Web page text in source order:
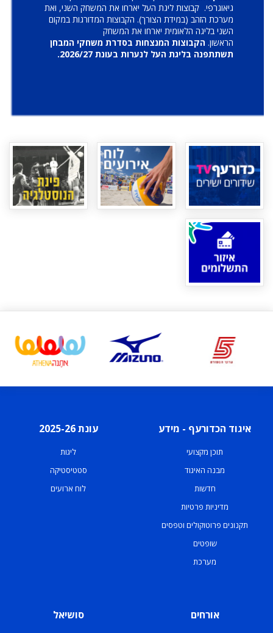
גיאוגרפי. קבוצות ליגת העל יארחו את המשחק השני, ואת
מערכת הזהב (במידת הצורך). הקבוצות המדורגות במקום
השני בליגה הלאומית יארחו את המשחק
הראשון. הקבוצות המנצחות בסדרת משחקי המבחן
תשתתפנה בליגת העל לנערות בעונת 2026/27.
איגוד הכדורעף - מידע
תוכן מקצועי
מבנה האיגוד
חדשות
מדיניות פרטיות
תקנונים פרוטוקולים וטפסים
שופטים
מערכת
עונת 2025-26
ליגות
סטטיסטיקה
לוח ארועים
אורחים סושיאל